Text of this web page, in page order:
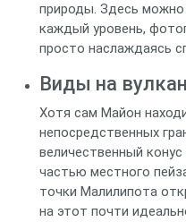
природы. Здесь можно
каждый уровень,
просто наслаждаясь
Виды на
Хотя сам Майон
непосредственных
величественный
частью местного
точки Малилипота
на этот почти